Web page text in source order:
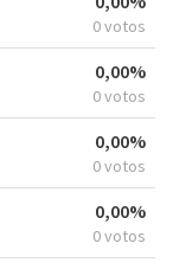
0 votos
0,00%
0 votos
0,00%
0 votos
0,00%
0 votos